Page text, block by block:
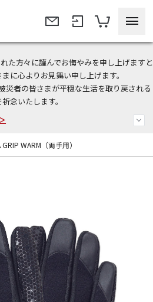
た方々に謹んでお悔やみを申し上げますと
に心よりお見舞い申し上げます。
災者の皆さまが平穏な生活を取り戻される
念いたします。
クーポンプレゼント！
お問い合わせ＞
GRIP WARM（両手用）